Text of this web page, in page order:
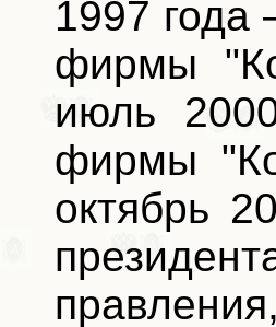
1997 года
фирмы
июль
фирмы
октябрь